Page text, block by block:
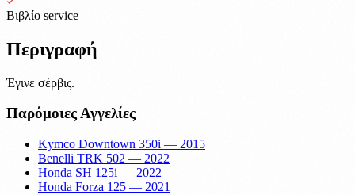
Βιβλίο service
Περιγραφή
Έγινε σέρβις.
Παρόμοιες Αγγελίες
Kymco Downtown 350i — 2015
Benelli TRK 502 — 2022
Honda SH 125i — 2022
Honda Forza 125 — 2021